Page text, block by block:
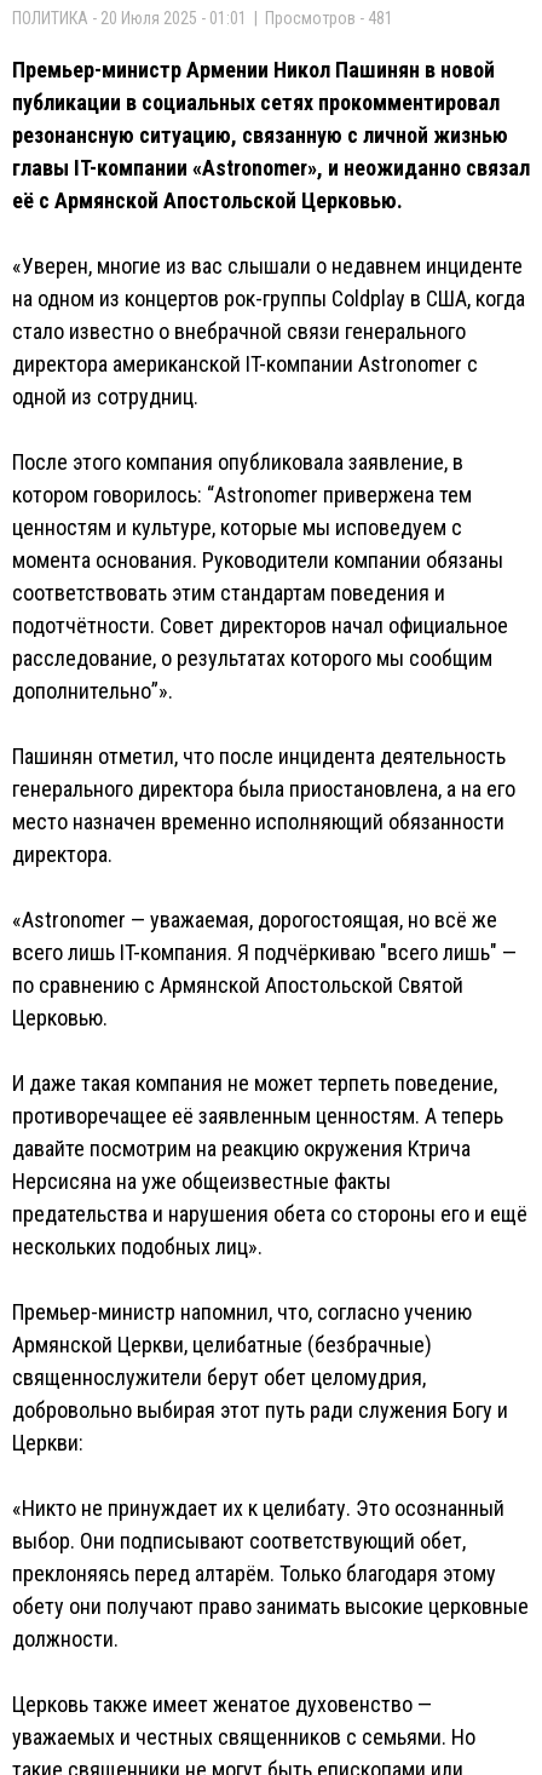
ПОЛИТИКА - 20 Июля 2025 - 01:01 | Просмотров - 481
Премьер-министр Армении Никол Пашинян в новой
публикации в социальных сетях прокомментировал
резонансную ситуацию, связанную с личной жизнью
главы IT-компании «Astronomer», и неожиданно связал
её с Армянской Апостольской Церковью.
«Уверен, многие из вас слышали о недавнем инциденте
на одном из концертов рок-группы Coldplay в США, когда
стало известно о внебрачной связи генерального
директора американской IT-компании Astronomer с
одной из сотрудниц.
После этого компания опубликовала заявление, в
котором говорилось: “Astronomer привержена тем
ценностям и культуре, которые мы исповедуем с
момента основания. Руководители компании обязаны
соответствовать этим стандартам поведения и
подотчётности. Совет директоров начал официальное
расследование, о результатах которого мы сообщим
дополнительно”».
Пашинян отметил, что после инцидента деятельность
генерального директора была приостановлена, а на его
место назначен временно исполняющий обязанности
директора.
«Astronomer — уважаемая, дорогостоящая, но всё же
всего лишь IT-компания. Я подчёркиваю "всего лишь" —
по сравнению с Армянской Апостольской Святой
Церковью.
И даже такая компания не может терпеть поведение,
противоречащее её заявленным ценностям. А теперь
давайте посмотрим на реакцию окружения Ктрича
Нерсисяна на уже общеизвестные факты
предательства и нарушения обета со стороны его и ещё
нескольких подобных лиц».
Премьер-министр напомнил, что, согласно учению
Армянской Церкви, целибатные (безбрачные)
священнослужители берут обет целомудрия,
добровольно выбирая этот путь ради служения Богу и
Церкви:
«Никто не принуждает их к целибату. Это осознанный
выбор. Они подписывают соответствующий обет,
преклоняясь перед алтарём. Только благодаря этому
обету они получают право занимать высокие церковные
должности.
Церковь также имеет женатое духовенство —
уважаемых и честных священников с семьями. Но
такие священники не могут быть епископами или